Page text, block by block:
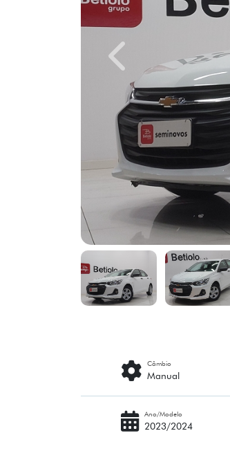
Previous
Câmbio
Manual
Ano/Modelo
2023/2024